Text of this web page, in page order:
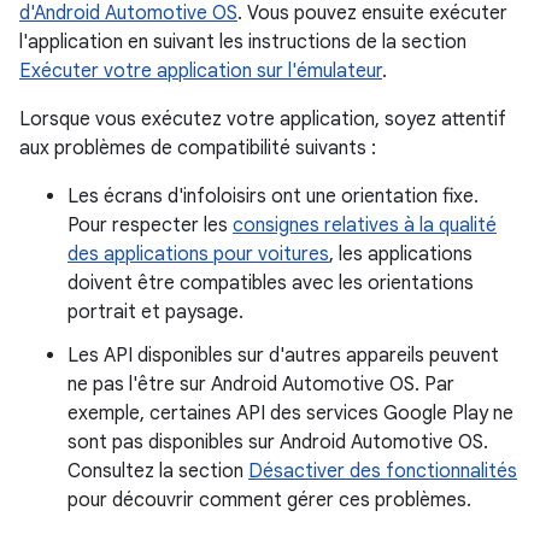
d'Android Automotive OS. Vous pouvez ensuite exécuter
l'application en suivant les instructions de la section
Exécuter votre application sur l'émulateur.
Lorsque vous exécutez votre application, soyez attentif
aux problèmes de compatibilité suivants :
Les écrans d'infoloisirs ont une orientation fixe.
Pour respecter les consignes relatives à la qualité
des applications pour voitures, les applications
doivent être compatibles avec les orientations
portrait et paysage.
Les API disponibles sur d'autres appareils peuvent
ne pas l'être sur Android Automotive OS. Par
exemple, certaines API des services Google Play ne
sont pas disponibles sur Android Automotive OS.
Consultez la section Désactiver des fonctionnalités
pour découvrir comment gérer ces problèmes.